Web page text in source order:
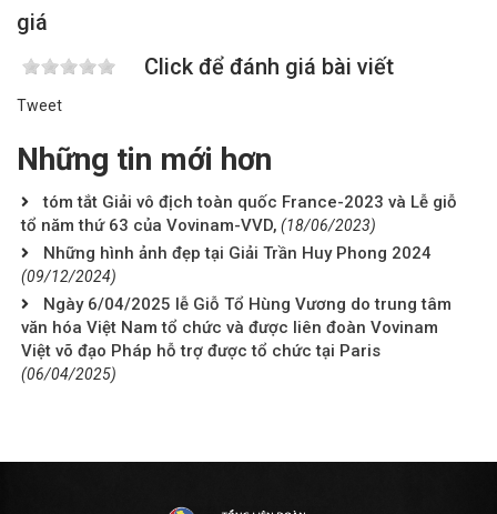
giá
Click để đánh giá bài viết
Tweet
Những tin mới hơn
tóm tắt Giải vô địch toàn quốc France-2023 và Lễ giỗ
tổ năm thứ 63 của Vovinam-VVD, (18/06/2023)
Những hình ảnh đẹp tại Giải Trần Huy Phong 2024
(09/12/2024)
Ngày 6/04/2025 lễ Giỗ Tổ Hùng Vương do trung tâm
văn hóa Việt Nam tổ chức và được liên đoàn Vovinam
Việt võ đạo Pháp hỗ trợ được tổ chức tại Paris
(06/04/2025)